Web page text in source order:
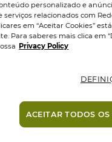
Comme
personalizado e
serviços relacionados com
em “Aceitar Cookies”
Para saberes mais clica em
Privacy Policy
ACEITAR TODOS